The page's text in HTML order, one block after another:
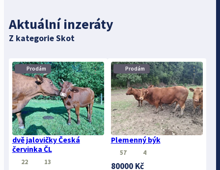
Aktuální inzeráty
Z kategorie Skot
Prodám
dvě jalovičky Česká
červinka ČL
⋮
22 13
Prodám
Plemenný býk
⋮
57 4
80000 Kč